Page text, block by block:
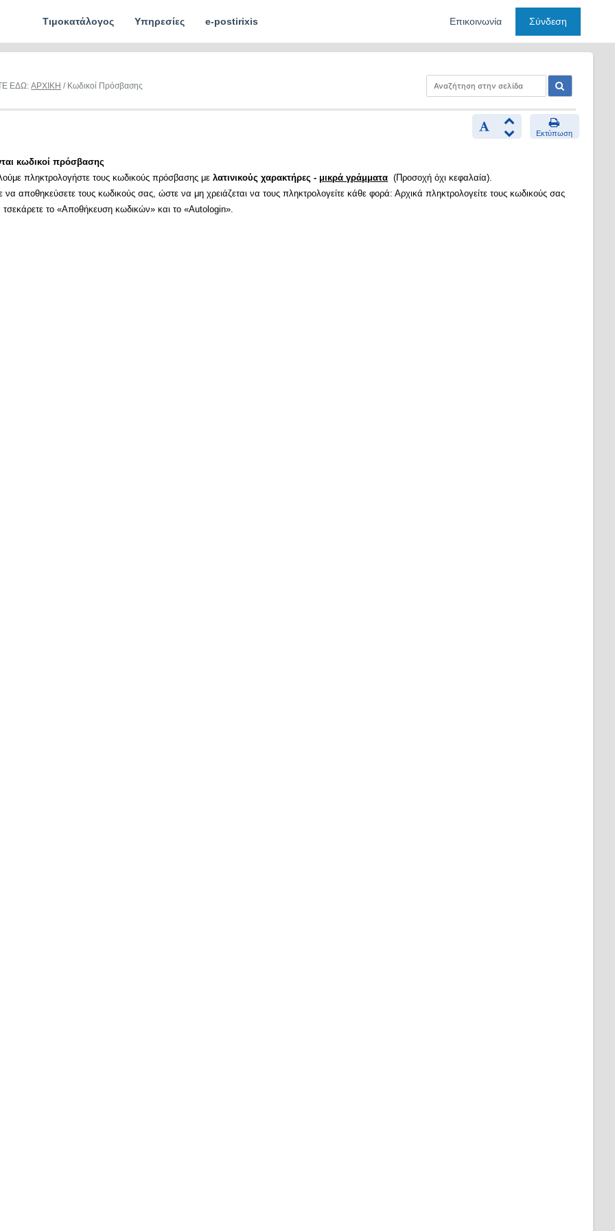
Τιμοκατάλογος Υπηρεσίες e-postirixis Επικοινωνία Σύνδεση
ΕΔΩ:ΑΡΧΙΚΗ / Κωδικοί Πρόσβασης
Εκτύπωση
κωδικοί πρόσβασης
πληκτρολογήστε τους κωδικούς πρόσβασης μελατινικούς χαρακτήρες - μικρά γράμματα (Προσοχή όχι κεφαλαία).
να αποθηκεύσετε τους κωδικούς σας, ώστε να μη χρειάζεται να τους πληκτρολογείτε κάθε φορά: Αρχικά πληκτρολογείτε τους κωδικούς σας
τσεκάρετε το «Αποθήκευση κωδικών» και το «Autologin».